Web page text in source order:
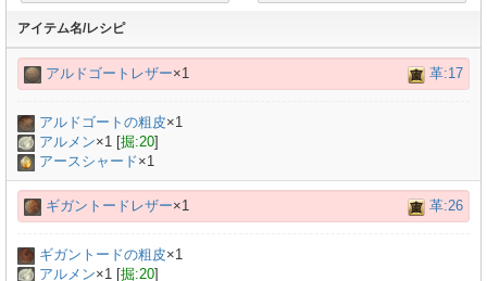
アイテム名/レシピ
アルドゴートレザー×1 革:17
アルドゴートの粗皮×1
アルメン×1 [掘:20]
アースシャード×1
ギガントードレザー×1 革:26
ギガントードの粗皮×1
アルメン×1 [掘:20]